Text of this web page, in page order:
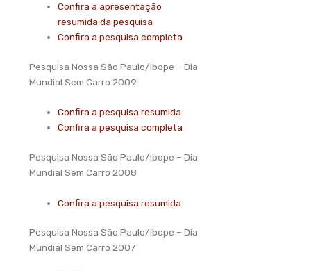
Confira a apresentação
resumida da pesquisa
Confira a pesquisa completa
Pesquisa Nossa São Paulo/Ibope – Dia
Mundial Sem Carro 2009
Confira a pesquisa resumida
Confira a pesquisa completa
Pesquisa Nossa São Paulo/Ibope – Dia
Mundial Sem Carro 2008
Confira a pesquisa resumida
Pesquisa Nossa São Paulo/Ibope – Dia
Mundial Sem Carro 2007